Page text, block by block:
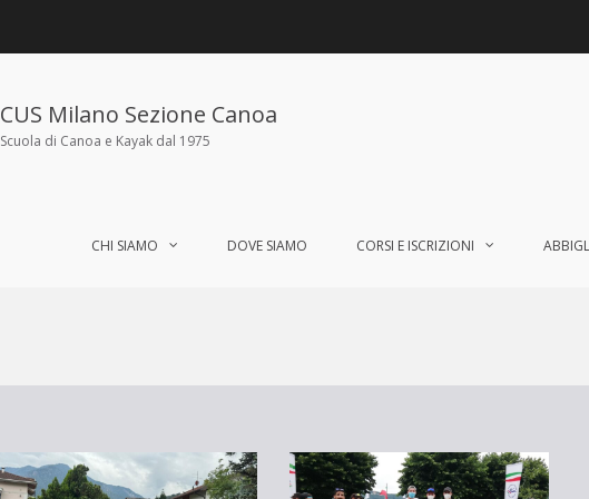
CUS Milano Sezione Canoa
Scuola di Canoa e Kayak dal 1975
CHI SIAMO DOVE SIAMO CORSI E ISCRIZIONI